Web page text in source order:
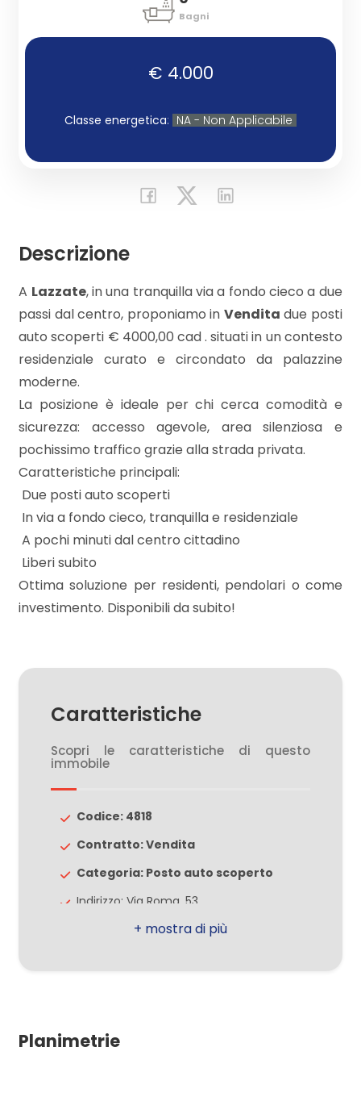
Bagni
€ 4.000
Classe energetica: NA - Non Applicabile
Descrizione
A Lazzate, in una tranquilla via a fondo cieco a due
passi dal centro, proponiamo in Vendita due posti
auto scoperti € 4000,00 cad . situati in un contesto
residenziale curato e circondato da palazzine
moderne.
La posizione è ideale per chi cerca comodità e
sicurezza: accesso agevole, area silenziosa e
pochissimo traffico grazie alla strada privata.
Caratteristiche principali:
 Due posti auto scoperti
 In via a fondo cieco, tranquilla e residenziale
 A pochi minuti dal centro cittadino
 Liberi subito
Ottima soluzione per residenti, pendolari o come
investimento. Disponibili da subito!
Caratteristiche
Scopri le caratteristiche di questo
immobile
Codice: 4818
Contratto: Vendita
Categoria: Posto auto scoperto
Indirizzo: Via Roma, 53
Comune: Lazzate
Planimetrie
Totale
mq
Locali
minimi
1